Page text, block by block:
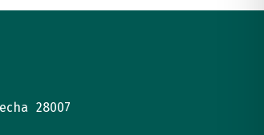
28007